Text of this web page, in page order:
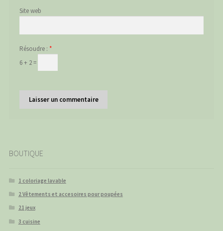
Site web
Résoudre : *
6 + 2 =
BOUTIQUE
1 coloriage lavable
2 Vêtements et accesoires pour poupées
21 jeux
3 cuisine